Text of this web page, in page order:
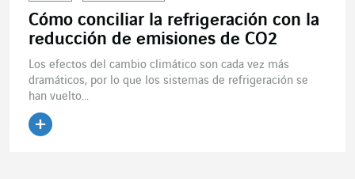
Cómo conciliar la refrigeración con la
reducción de emisiones de CO2
Los efectos del cambio climático son cada vez más
dramáticos, por lo que los sistemas de refrigeración se
han vuelto...